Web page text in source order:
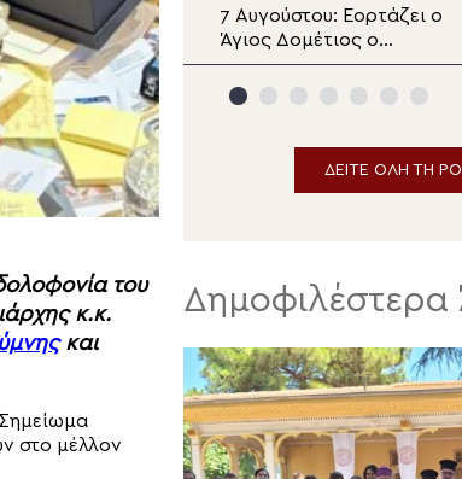
του
κ.κ.
και
στο μέλλον
Παράταση
του Λευκού
τις 21:00
Θυατείρων
7 Αυγούστου: Εορτάζει ο
Άγιος Δομέτιος ο
Πέρσης
ΔΕΙΤΕ ΟΛΗ ΤΗ